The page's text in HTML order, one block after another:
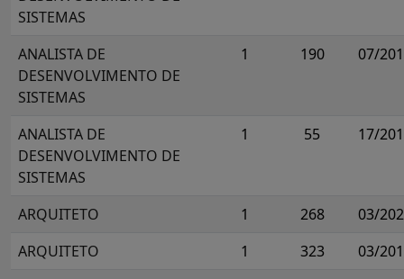
SISTEMAS
ANALISTA DE
DESENVOLVIMENTO DE
SISTEMAS
1 190 07/
ANALISTA DE
DESENVOLVIMENTO DE
SISTEMAS
1 55 17/
ARQUITETO 1 268
03/
ARQUITETO
1 323
03/